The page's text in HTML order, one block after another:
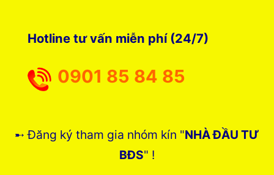
Hotline tư vấn miễn phí (24/7)
0901 85 84 85
➸ Đăng ký tham gia nhóm kín "NHÀ ĐẦU TƯ
BĐS" !